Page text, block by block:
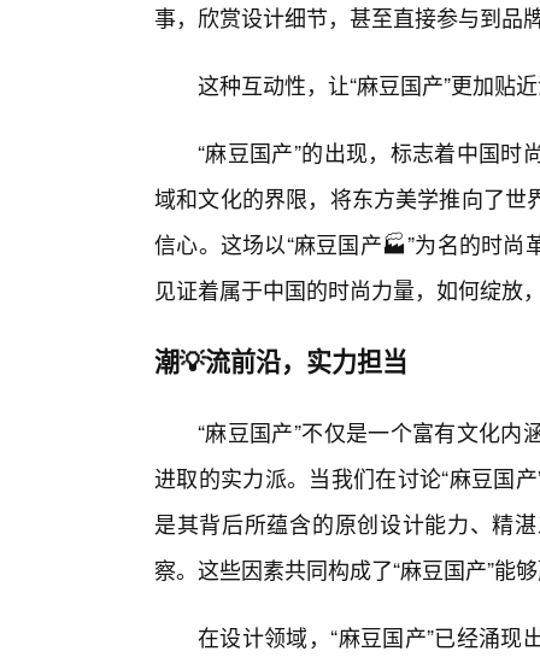
事，欣赏设计细节，甚至直接参与到品
这种互动性，让“麻豆国产”更加贴
“麻豆国产”的出现，标志着中国
域和文化的界限，将东方美学推向了
信心。这场以“麻豆国产🏭”为名的时
见证着属于中国的时尚力量，如何绽放
潮💡流前沿，实力担当
“麻豆国产”不仅是一个富有文化
进取的实力派。当我们在讨论“麻豆国
是其背后所蕴含的原创设计能力、精
察。这些因素共同构成了“麻豆国产”能
在设计领域，“麻豆国产”已经涌